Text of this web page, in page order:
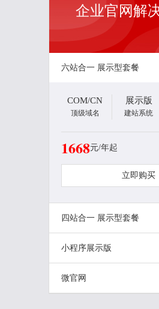
企业官网解
六站合一 展示型套餐
COM/CN
顶级域名
展示版
建站系统
1668元/年起
立即购买
四站合一 展示型套餐
COM/CN
顶级域名 建站系统
870
小程序展示版
微官网